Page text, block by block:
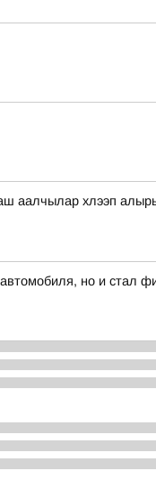
аалчылар хлээп
но и стал